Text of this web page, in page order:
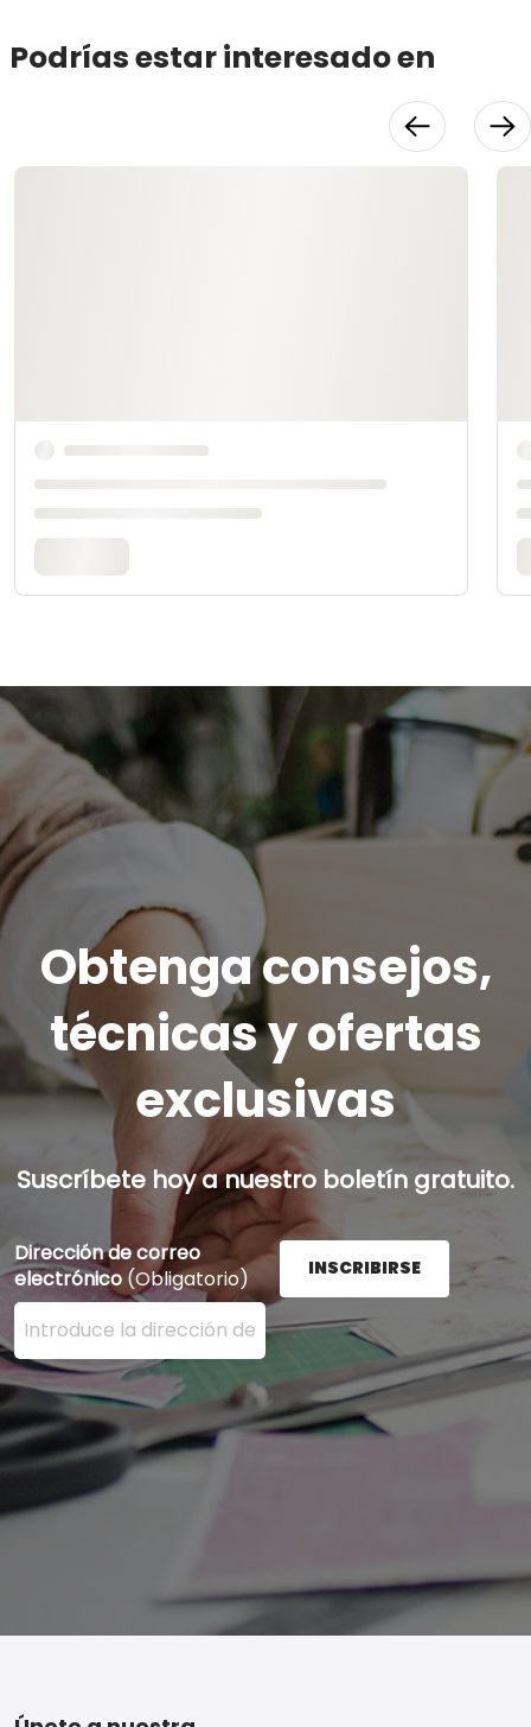
Podrías estar interesado en
Obtenga consejos,
técnicas y ofertas
exclusivas
Suscríbete hoy a nuestro boletín gratuito.
Dirección de correo
electrónico (Obligatorio)
Ingrese su dirección de correo electrónico aquí y
INSCRIBIRSE